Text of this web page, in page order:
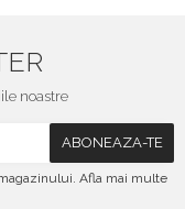
noastre
Afla mai multe